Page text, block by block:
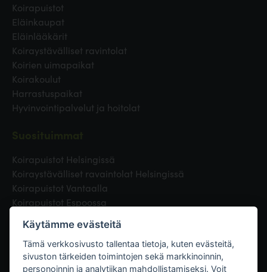
Koirapuistot
Eläinkaupat
Eläinlääkärit
Koiraystävälliset ravintolat
Koirien uimapaikat
Koirakoulut
Harrastuspaikat
Hyvinvointipalvelut ja hoitolat
Koirapuistot Helsingissä
Koiraystävälliset ravaintolat Helsingissä
Koirapuistot Vantaalla
Koirapuistot Espoossa
Eläinlääkäri Helsingissä
Koirapuistot Tampereella
Käytämme evästeitä
Tämä verkkosivusto tallentaa tietoja, kuten evästeitä,
sivuston tärkeiden toimintojen sekä markkinoinnin,
personoinnin ja analytiikan mahdollistamiseksi. Voit